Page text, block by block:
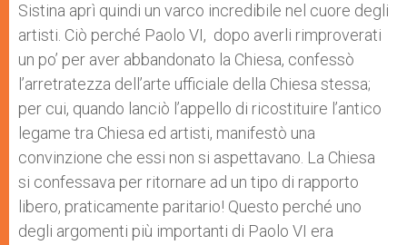
Sistina aprì quindi un varco incredibile nel cuore degli
artisti. Ciò perché Paolo VI, dopo averli rimproverati
un po’ per aver abbandonato la Chiesa, confessò
l’arretratezza dell’arte ufficiale della Chiesa stessa;
per cui, quando lanciò l’appello di ricostituire l’antico
legame tra Chiesa ed artisti, manifestò una
convinzione che essi non si aspettavano. La Chiesa
si confessava per ritornare ad un tipo di rapporto
libero, praticamente paritario! Questo perché uno
degli argomenti più importanti di Paolo VI era